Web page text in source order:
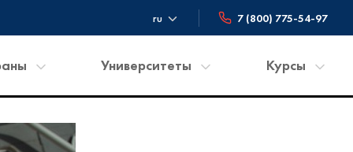
ru 7 (800) 775-54-97
Университеты Курсы